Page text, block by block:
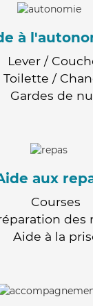
à
Lever /
Toilette /
Gardes de
aux
Courses
des
Aide à la